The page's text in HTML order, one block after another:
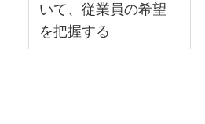
いて、従業員の希望
を把握する